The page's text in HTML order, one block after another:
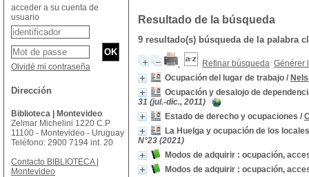
Resultado de la búsqueda
9 resultado(s) búsqueda de la palabra
Refinar búsqueda Générer
Ocupación del lugar de trabajo /
Ocupación y desalojo de
31 (jul.-dic., 2011)
Estado de derecho y ocupaciones /
La Huelga y ocupación de los
N°23 (2021)
Modos de adquirir : ocupación,
Modos de adquirir : ocupación,
acceder a su cuenta de
usuario
Olvidé mi contraseña
Dirección
Biblioteca | Montevideo
Zelmar Michelini 1220 C.P
11100 - Montevideo - Uruguay
Teléfono: 2900 7194 int. 20
Contacto BIBLIOTECA |
Montevideo